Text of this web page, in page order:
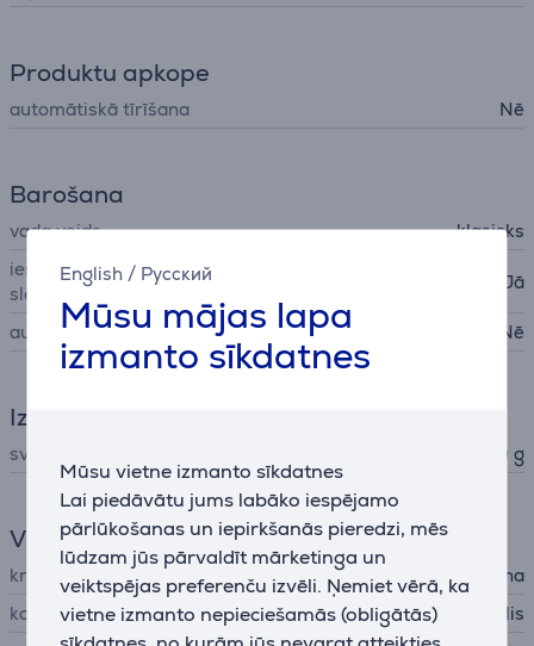
English / Русский
Mūsu mājas lapa
izmanto sīkdatnes
Mūsu vietne izmanto sīkdatnes
Lai piedāvātu jums labāko iespējamo
pārlūkošanas un iepirkšanās pieredzi, mēs
lūdzam jūs pārvaldīt mārketinga un
veiktspējas preferenču izvēli. Ņemiet vērā, ka
vietne izmanto nepieciešamās (obligātās)
Produktu apkope
automātiskā tīrīšana Nē
Barošana
vada veids
klasisks
ieslēgšanas/izslēgšanas
slēdzis
Jā
automātiskā izslēgšanās Nē
Izmēri
svars 460 g
Vispārējais parametrs
krāsa
melna
komplektācija
koncentrēta gaisa uzgalis